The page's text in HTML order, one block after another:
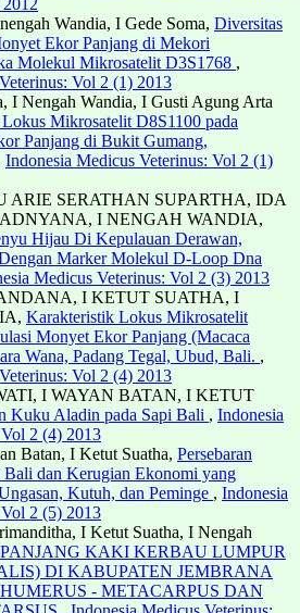
Wandia, I Gede Soma, Diversitas
Ekor Panjang di Mekori
Molekul Mikrosatelit D3S1768 ,
Vol 2 (1) 2013
I Nengah Wandia, I Gusti Agung Arta
Mikrosatelit D8S1100 pada
Panjang di Bukit Gumang,
Indonesia Medicus Veterinus: Vol 2 (1)
ARIE SERATHAN SUPARTHA, IDA
I NENGAH WANDIA,
Hijau Di Kepulauan Derawan,
Marker Molekul D-Loop Dna
Medicus Veterinus: Vol 2 (3) 2013
I KETUT SUATHA, I
Karakteristik Lokus Mikrosatelit
Monyet Ekor Panjang (Macaca
Wana, Padang Tegal, Ubud, Bali. ,
Vol 2 (4) 2013
I WAYAN BATAN, I KETUT
Kuku Aladin pada Sapi Bali , Indonesia
2 (4) 2013
Batan, I Ketut Suatha, Persebaran
Bali dan Kerugian Ekonomi yang
Kutuh, dan Peminge , Indonesia
2 (5) 2013
I Ketut Suatha, I Nengah
KAKI KERBAU LUMPUR
DI KABUPATEN JEMBRANA
- METACARPUS DAN